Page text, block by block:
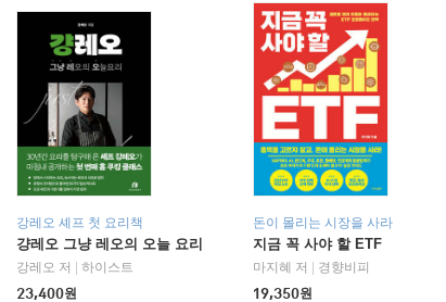
강레오 셰프 첫 요리책
걍레오 그냥 레오의 오늘 요리
강레오 저
하이스트
23,400원
돈이 몰리는 시장을 사라
지금 꼭 사야 할 ETF
마지혜 저
경향비피
19,350원